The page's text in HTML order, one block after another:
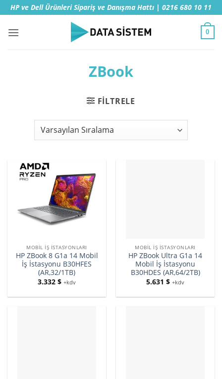
İçeriğe
atla
HP ve Dell Ürünleri Sipariş ve Danışma Hattı | 0216 680 10 11
0
ZBook
FILTRELE
MOBIL İŞ İSTASYONLARI
HP ZBook 8 G1a 14 Mobil
İş İstasyonu B30HFES
(AR,32/1TB)
3.332 $ +kdv
MOBIL İŞ İSTASYONLARI
HP ZBook Ultra G1a 14
Mobil İş İstasyonu
B30HDES (AR,64/2TB)
5.631 $ +kdv